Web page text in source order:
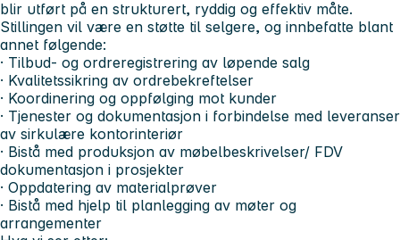
blir utført på en strukturert, ryddig og effektiv måte.
Stillingen vil være en støtte til selgere, og innbefatte blant
annet følgende:
· Tilbud- og ordreregistrering av løpende salg
· Kvalitetssikring av ordrebekreftelser
· Koordinering og oppfølging mot kunder
· Tjenester og dokumentasjon i forbindelse med leveranser
av sirkulære kontorinteriør
· Bistå med produksjon av møbelbeskrivelser/ FDV
dokumentasjon i prosjekter
· Oppdatering av materialprøver
· Bistå med hjelp til planlegging av møter og
arrangementer